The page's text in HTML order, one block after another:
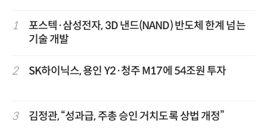
1
포스텍·삼성전자, 3D 낸드(NAND) 반도체 한계 넘는
기술 개발
2 SK하이닉스, 용인 Y2·청주 M17에 54조원 투자
3 김정관, “성과급, 주총 승인 거치도록 상법 개정”